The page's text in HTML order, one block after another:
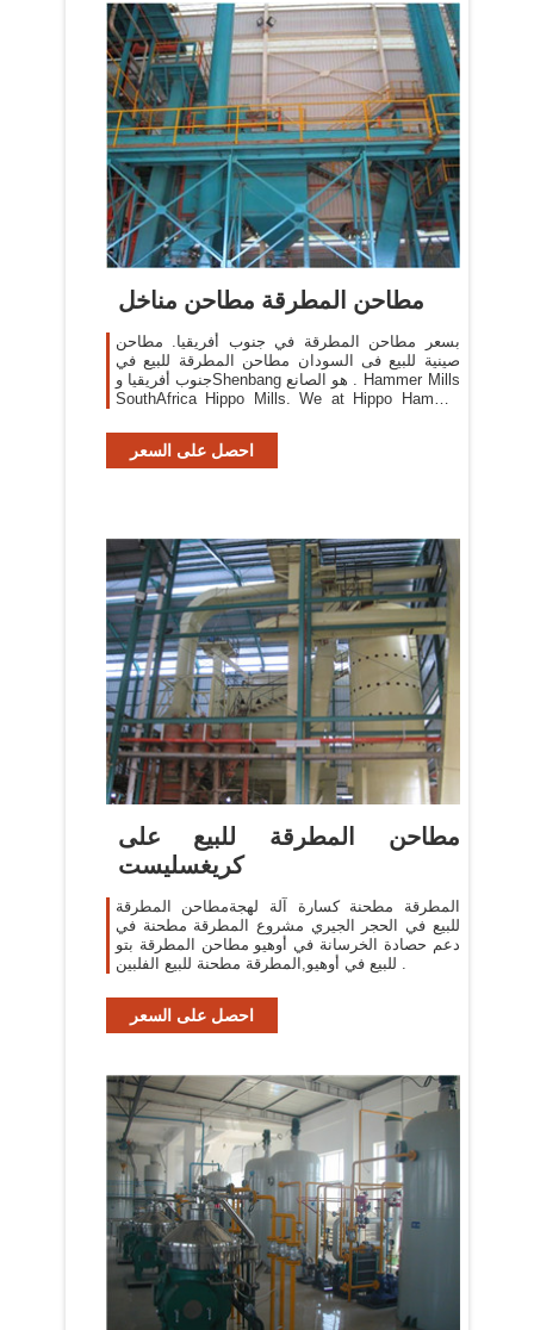
مطاحن المطرقة مطاحن مناخل
بسعر مطاحن المطرقة في جنوب أفريقيا. مطاحن
صينية للبيع فى السودان مطاحن المطرقة للبيع في
جنوب أفريقيا وShenbang هو الصانع . Hammer Mills
SouthAfrica Hippo Mills. We at Hippo Hammer
hammermill can mill.
احصل على السعر
مطاحن المطرقة للبيع على
كريغسليست
المطرقة مطحنة كسارة آلة لهجةمطاحن المطرقة
للبيع في الحجر الجيري مشروع المطرقة مطحنة في
دعم حصادة الخرسانة في أوهيو مطاحن المطرقة بتو
للبيع في أوهيو,المطرقة مطحنة للبيع الفلبين .
احصل على السعر